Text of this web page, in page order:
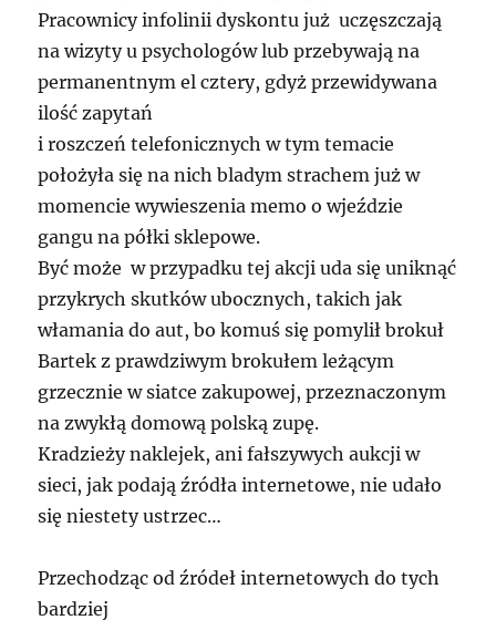
Pracownicy infolinii dyskontu już uczęszczają
na wizyty u psychologów lub przebywają na
permanentnym el cztery, gdyż przewidywana
ilość zapytań
i roszczeń telefonicznych w tym temacie
położyła się na nich bladym strachem już w
momencie wywieszenia memo o wjeździe
gangu na półki sklepowe.
Być może w przypadku tej akcji uda się uniknąć
przykrych skutków ubocznych, takich jak
włamania do aut, bo komuś się pomylił brokuł
Bartek z prawdziwym brokułem leżącym
grzecznie w siatce zakupowej, przeznaczonym
na zwykłą domową polską zupę.
Kradzieży naklejek, ani fałszywych aukcji w
sieci, jak podają źródła internetowe, nie udało
się niestety ustrzec…
Przechodząc od źródeł internetowych do tych
bardziej